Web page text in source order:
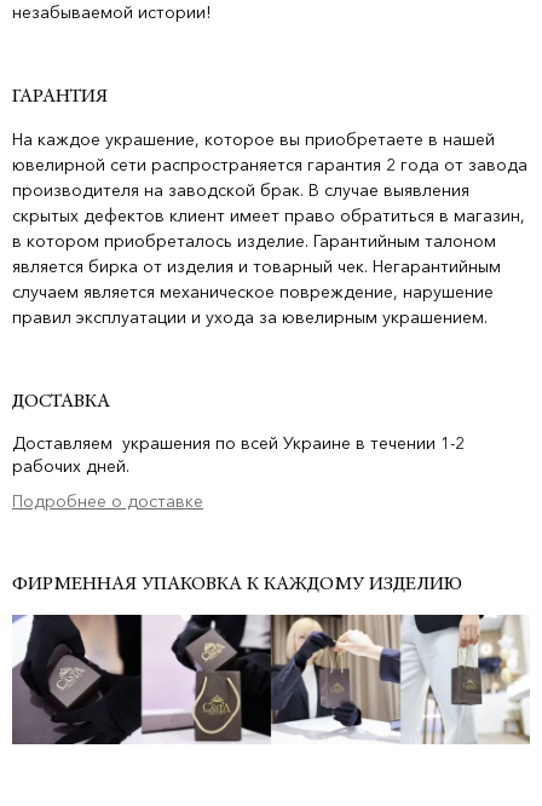
незабываемой истории!
ГАРАНТИЯ
На каждое украшение, которое вы приобретаете в нашей
ювелирной сети распространяется гарантия 2 года от завода
производителя на заводской брак. В случае выявления
скрытых дефектов клиент имеет право обратиться в магазин,
в котором приобреталось изделие. Гарантийным талоном
является бирка от изделия и товарный чек. Негарантийным
случаем является механическое повреждение, нарушение
правил эксплуатации и ухода за ювелирным украшением.
ДОСТАВКА
Доставляем украшения по всей Украине в течении 1-2
рабочих дней.
Подробнее о доставке
ФИРМЕННАЯ УПАКОВКА К КАЖДОМУ ИЗДЕЛИЮ